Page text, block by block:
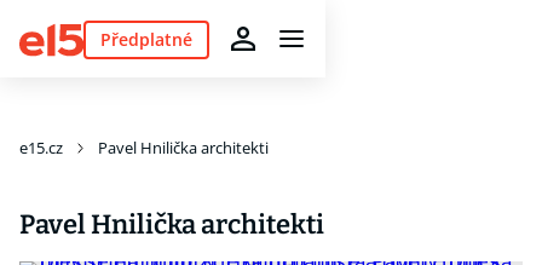
Předplatné
e15.cz Pavel Hnilička architekti
Pavel Hnilička architekti